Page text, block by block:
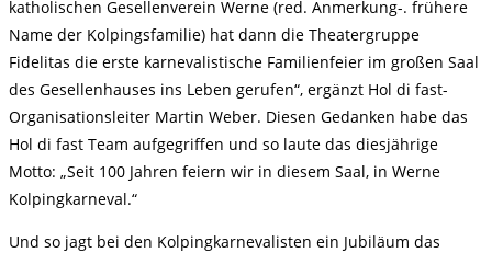
katholischen Gesellenverein Werne (red. Anmerkung-. frühere
Name der Kolpingsfamilie) hat dann die Theatergruppe
Fidelitas die erste karnevalistische Familienfeier im großen Saal
des Gesellenhauses ins Leben gerufen“, ergänzt Hol di fast-
Organisationsleiter Martin Weber. Diesen Gedanken habe das
Hol di fast Team aufgegriffen und so laute das diesjährige
Motto: „Seit 100 Jahren feiern wir in diesem Saal, in Werne
Kolpingkarneval.“
Und so jagt bei den Kolpingkarnevalisten ein Jubiläum das